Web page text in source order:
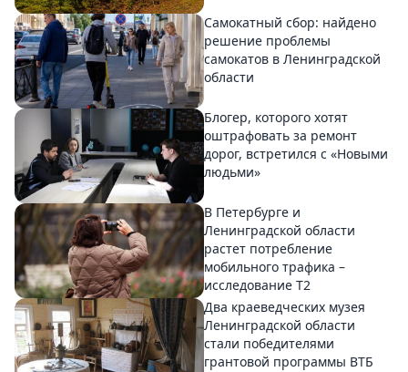
Самокатный сбор: найдено
решение проблемы
самокатов в Ленинградской
области
Блогер, которого хотят
оштрафовать за ремонт
дорог, встретился с «Новыми
людьми»
В Петербурге и
Ленинградской области
растет потребление
мобильного трафика –
исследование T2
Два краеведческих музея
Ленинградской области
стали победителями
грантовой программы ВТБ